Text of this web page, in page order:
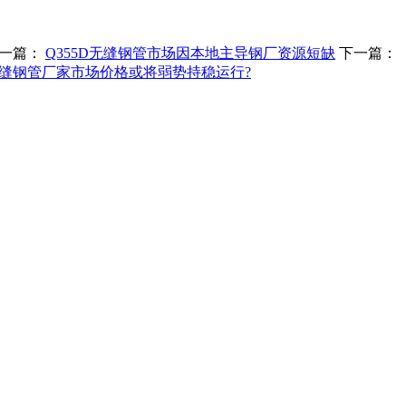
篇： Q355D无缝钢管市场因本地主导钢厂资源短缺 下一篇：
钢管厂家市场价格或将弱势持稳运行?